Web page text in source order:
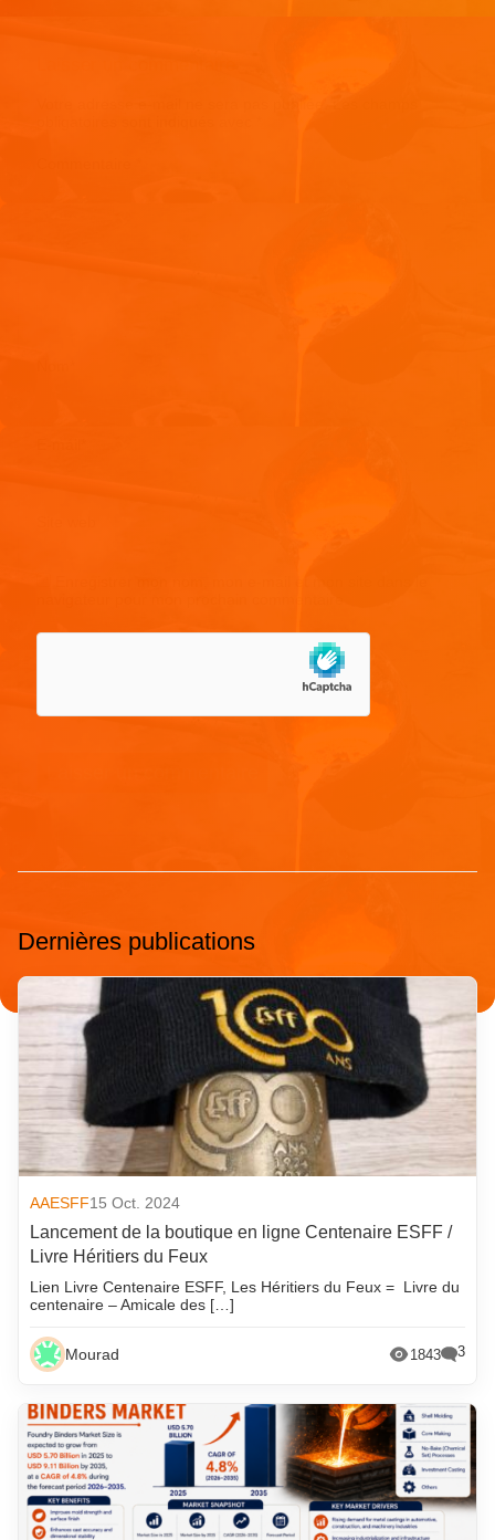
Dernières publications
AAESFF15 Oct. 2024
Lancement de la boutique en ligne Centenaire ESFF /
Livre Héritiers du Feux
Lien Livre Centenaire ESFF, Les Héritiers du Feux = Livre du
centenaire – Amicale des […]
Mourad 1843 3